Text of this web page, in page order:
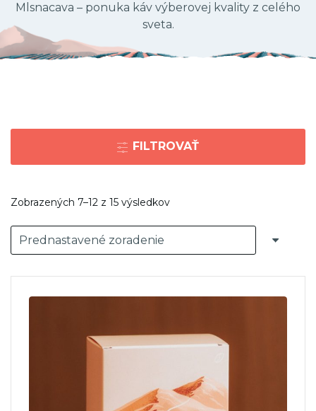
Mlsnacava – ponuka káv výberovej kvality z celého
sveta.
FILTROVAŤ
Zobrazených 7–12 z 15 výsledkov